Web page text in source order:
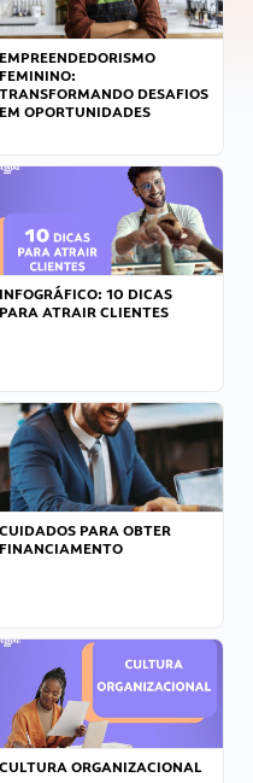
EMPREENDEDORISMO
FEMININO:
TRANSFORMANDO DESAFIOS
EM OPORTUNIDADES
INFOGRÁFICO: 10 DICAS
PARA ATRAIR CLIENTES
CUIDADOS PARA OBTER
FINANCIAMENTO
CULTURA ORGANIZACIONAL